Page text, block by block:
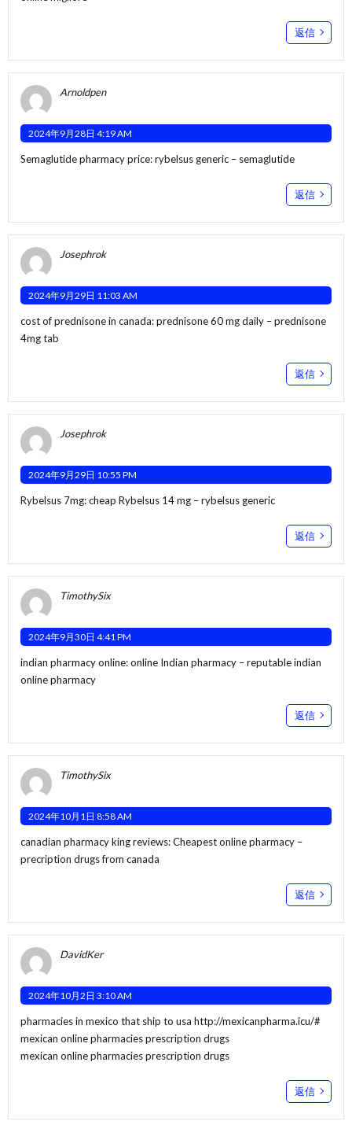
返信
Arnoldpen
2024年9月28日 4:19 AM
Semaglutide pharmacy price:rybelsus generic – semaglutide
返信
Josephrok
2024年9月29日 11:03 AM
cost of prednisone in canada:prednisone 60 mg daily – prednisone
4mg tab
返信
Josephrok
2024年9月29日 10:55 PM
Rybelsus 7mg:cheap Rybelsus 14 mg – rybelsus generic
返信
TimothySix
2024年9月30日 4:41 PM
indian pharmacy online:online Indian pharmacy – reputable indian
online pharmacy
返信
TimothySix
2024年10月1日 8:58 AM
canadian pharmacy king reviews:Cheapest online pharmacy –
precription drugs from canada
返信
DavidKer
2024年10月2日 3:10 AM
pharmacies in mexico that ship to usa http://mexicanpharma.icu/#
mexican online pharmacies prescription drugs
mexican online pharmacies prescription drugs
返信